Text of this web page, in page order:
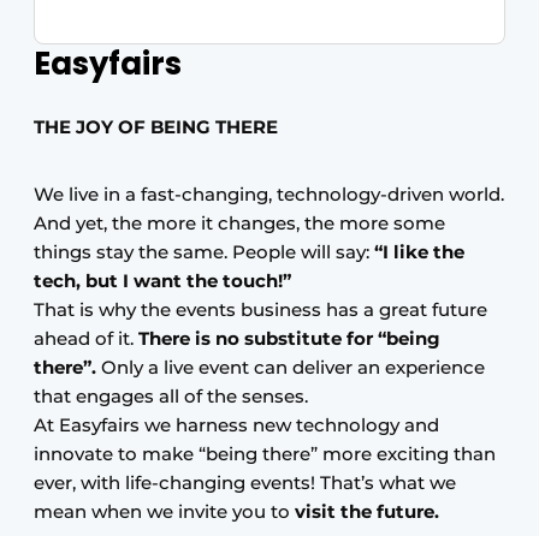
Easyfairs
THE JOY OF BEING THERE
We live in a fast-changing, technology-driven world.
And yet, the more it changes, the more some
things stay the same. People will say: “I like the
tech, but I want the touch!”
That is why the events business has a great future
ahead of it. There is no substitute for “being
there”. Only a live event can deliver an experience
that engages all of the senses.
At Easyfairs we harness new technology and
innovate to make “being there” more exciting than
ever, with life-changing events! That’s what we
mean when we invite you to visit the future.